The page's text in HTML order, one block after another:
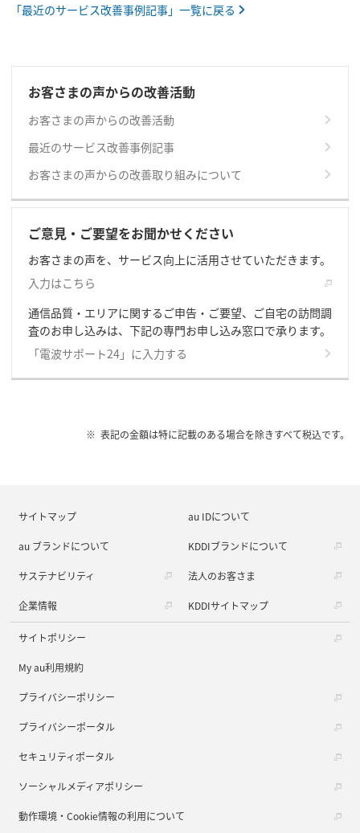
「最近のサービス改善事例記事」一覧に戻る
お客さまの声からの改善活動
お客さまの声からの改善活動
最近のサービス改善事例記事
お客さまの声からの改善取り組みについて
ご意見・ご要望をお聞かせください
お客さまの声を、サービス向上に活用させていただきます。
入力はこちら
通信品質・エリアに関するご申告・ご要望、ご自宅の訪問調
査のお申し込みは、下記の専門お申し込み窓口で承ります。
「電波サポート24」に入力する
表記の金額は特に記載のある場合を除きすべて税込です。
サイトマップ au IDについて
au ブランドについて KDDIブランドについて
サステナビリティ 法人のお客さま
企業情報 KDDIサイトマップ
サイトポリシー
My au利用規約
プライバシーポリシー
プライバシーポータル
セキュリティポータル
ソーシャルメディアポリシー
動作環境・Cookie情報の利用について